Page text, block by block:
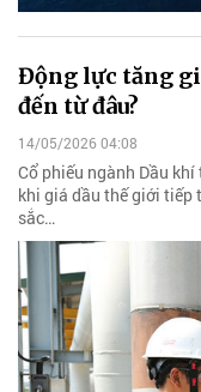
Động lực tăng
đến từ đâu?
14/05/2026 04:08
Cổ phiếu ngành Dầu
khi giá dầu thế giới tiếp
sắc…